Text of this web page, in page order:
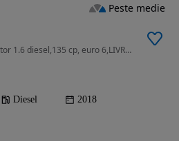
1598 cm3 • 135 CP • 2018,motor 1.6 diesel,135 cp, euro 6,LIVRARE GRATUITA, GARANTIE
Diesel 2018
Peste medie